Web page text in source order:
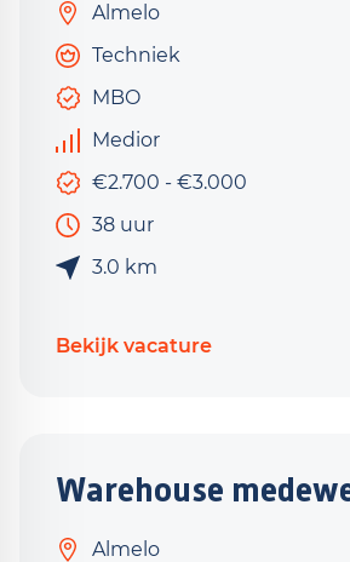
Almelo
Techniek
MBO
Medior
€2.700 - €3.000
38 uur
3.0 km
Bekijk vacature
Warehouse
Almelo